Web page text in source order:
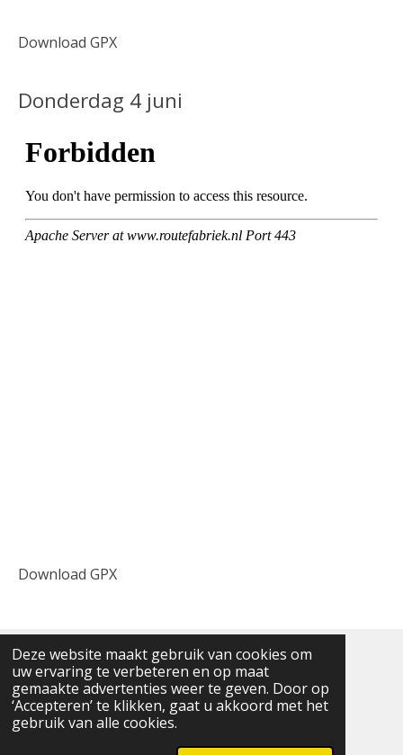
Deze website maakt gebruik van cookies om
uw ervaring te verbeteren en op maat
gemaakte advertenties weer te geven. Door op
‘Accepteren’ te klikken, gaat u akkoord met het
gebruik van alle cookies.
Download GPX
Donderdag 4 juni
Download GPX
De Gouden Regels|Historie|Bestuur|
Vrijwilligers|Algemene voorwaarden
© 2025 - 2026 Avondvierdaagse Leeuwarden